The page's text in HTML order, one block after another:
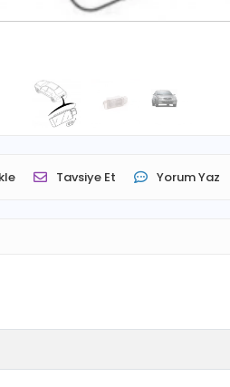
Tavsiye Et Yorum Yaz